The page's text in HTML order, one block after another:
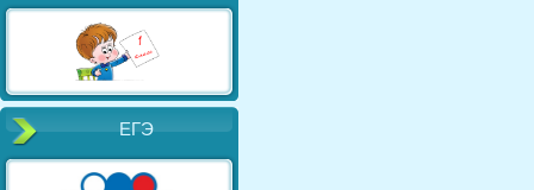
ЕГЭ